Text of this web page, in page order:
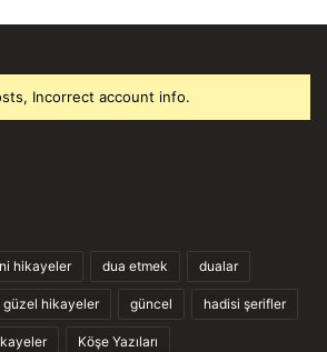
Incorrect account info.
hikayeler dua etmek dualar
güzel hikayeler güncel hadisi şerifler
Köşe Yazıları